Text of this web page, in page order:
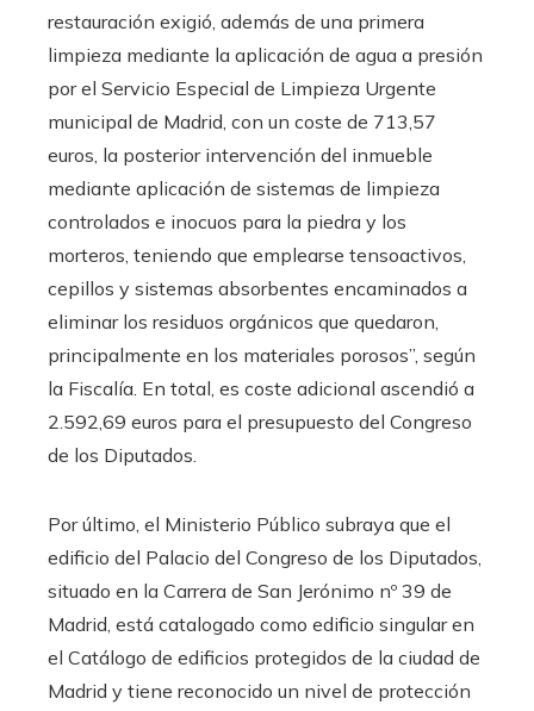
restauración exigió, además de una primera
limpieza mediante la aplicación de agua a presión
por el Servicio Especial de Limpieza Urgente
municipal de Madrid, con un coste de 713,57
euros, la posterior intervención del inmueble
mediante aplicación de sistemas de limpieza
controlados e inocuos para la piedra y los
morteros, teniendo que emplearse tensoactivos,
cepillos y sistemas absorbentes encaminados a
eliminar los residuos orgánicos que quedaron,
principalmente en los materiales porosos”, según
la Fiscalía. En total, es coste adicional ascendió a
2.592,69 euros para el presupuesto del Congreso
de los Diputados.
Por último, el Ministerio Público subraya que el
edificio del Palacio del Congreso de los Diputados,
situado en la Carrera de San Jerónimo nº 39 de
Madrid, está catalogado como edificio singular en
el Catálogo de edificios protegidos de la ciudad de
Madrid y tiene reconocido un nivel de protección